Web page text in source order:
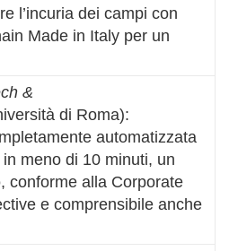
l’incuria dei campi con
Made in Italy per un
&
di Roma):
automatizzata
meno di 10 minuti, un
conforme alla Corporate
e comprensibile anche